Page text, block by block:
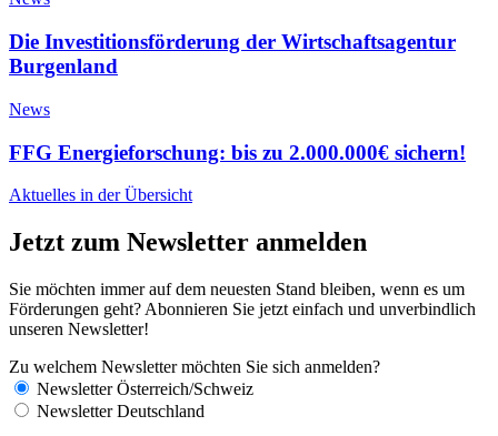
Die Investitionsförderung der Wirtschaftsagentur
Burgenland
News
FFG Energieforschung: bis zu 2.000.000€ sichern!
Aktuelles in der Übersicht
Jetzt zum Newsletter anmelden
Sie möchten immer auf dem neuesten Stand bleiben, wenn es um
Förderungen geht? Abonnieren Sie jetzt einfach und unverbindlich
unseren Newsletter!
Zu welchem Newsletter möchten Sie sich anmelden?
Newsletter Österreich/Schweiz
Newsletter Deutschland